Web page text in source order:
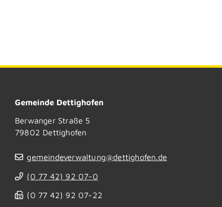
Gemeinde Dettighofen
Berwanger Straße 5
79802 Dettighofen
gemeindeverwaltung@dettighofen.de
(0 77 42) 92 07-0
(0 77 42) 92 07-22